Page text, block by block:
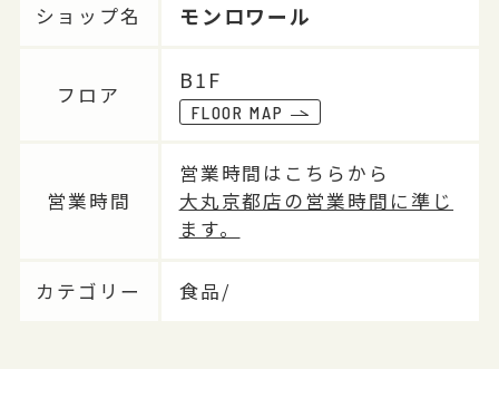
ショップ名 モンロワール
フロア
B1F
FLOOR MAP
営業時間
営業時間はこちらから
大丸京都店の営業時間に準じ
ます。
カテゴリー 食品/